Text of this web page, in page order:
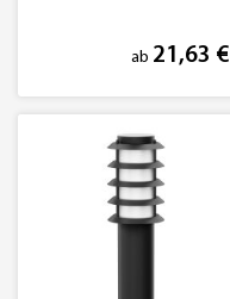
ab 21,63 €